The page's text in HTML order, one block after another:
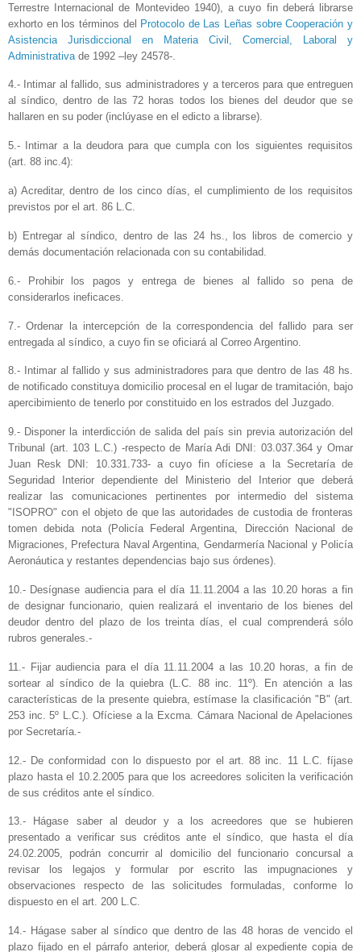
Terrestre Internacional de Montevideo 1940), a cuyo fin deberá librarse
exhorto en los términos del Protocolo de Las Leñas sobre Cooperación y
Asistencia Jurisdiccional en Materia Civil, Comercial, Laboral y
Administrativa de 1992 –ley 24578-.
4.- Intimar al fallido, sus administradores y a terceros para que entreguen
al síndico, dentro de las 72 horas todos los bienes del deudor que se
hallaren en su poder (inclúyase en el edicto a librarse).
5.- Intimar a la deudora para que cumpla con los siguientes requisitos
(art. 88 inc.4):
a) Acreditar, dentro de los cinco días, el cumplimiento de los requisitos
previstos por el art. 86 L.C.
b) Entregar al síndico, dentro de las 24 hs., los libros de comercio y
demás documentación relacionada con su contabilidad.
6.- Prohibir los pagos y entrega de bienes al fallido so pena de
considerarlos ineficaces.
7.- Ordenar la intercepción de la correspondencia del fallido para ser
entregada al síndico, a cuyo fin se oficiará al Correo Argentino.
8.- Intimar al fallido y sus administradores para que dentro de las 48 hs.
de notificado constituya domicilio procesal en el lugar de tramitación, bajo
apercibimiento de tenerlo por constituido en los estrados del Juzgado.
9.- Disponer la interdicción de salida del país sin previa autorización del
Tribunal (art. 103 L.C.) -respecto de María Adi DNI: 03.037.364 y Omar
Juan Resk DNI: 10.331.733- a cuyo fin ofíciese a la Secretaría de
Seguridad Interior dependiente del Ministerio del Interior que deberá
realizar las comunicaciones pertinentes por intermedio del sistema
"ISOPRO" con el objeto de que las autoridades de custodia de fronteras
tomen debida nota (Policía Federal Argentina, Dirección Nacional de
Migraciones, Prefectura Naval Argentina, Gendarmería Nacional y Policía
Aeronáutica y restantes dependencias bajo sus órdenes).
10.- Desígnase audiencia para el día 11.11.2004 a las 10.20 horas a fin
de designar funcionario, quien realizará el inventario de los bienes del
deudor dentro del plazo de los treinta días, el cual comprenderá sólo
rubros generales.-
11.- Fijar audiencia para el día 11.11.2004 a las 10.20 horas, a fin de
sortear al síndico de la quiebra (L.C. 88 inc. 11º). En atención a las
características de la presente quiebra, estímase la clasificación "B" (art.
253 inc. 5º L.C.). Ofíciese a la Excma. Cámara Nacional de Apelaciones
por Secretaría.-
12.- De conformidad con lo dispuesto por el art. 88 inc. 11 L.C. fíjase
plazo hasta el 10.2.2005 para que los acreedores soliciten la verificación
de sus créditos ante el síndico.
13.- Hágase saber al deudor y a los acreedores que se hubieren
presentado a verificar sus créditos ante el síndico, que hasta el día
24.02.2005, podrán concurrir al domicilio del funcionario concursal a
revisar los legajos y formular por escrito las impugnaciones y
observaciones respecto de las solicitudes formuladas, conforme lo
dispuesto en el art. 200 L.C.
14.- Hágase saber al síndico que dentro de las 48 horas de vencido el
plazo fijado en el párrafo anterior, deberá glosar al expediente copia de